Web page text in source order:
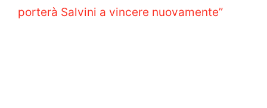
porterà Salvini a vincere nuovamente”